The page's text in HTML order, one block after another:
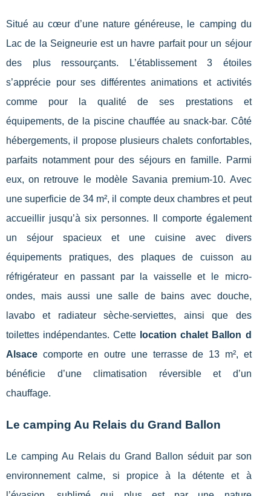
Situé au cœur d’une nature généreuse, le camping du
Lac de la Seigneurie est un havre parfait pour un séjour
des plus ressourçants. L’établissement 3 étoiles
s’apprécie pour ses différentes animations et activités
comme pour la qualité de ses prestations et
équipements, de la piscine chauffée au snack-bar. Côté
hébergements, il propose plusieurs chalets confortables,
parfaits notamment pour des séjours en famille. Parmi
eux, on retrouve le modèle Savania premium-10. Avec
une superficie de 34 m², il compte deux chambres et peut
accueillir jusqu’à six personnes. Il comporte également
un séjour spacieux et une cuisine avec divers
équipements pratiques, des plaques de cuisson au
réfrigérateur en passant par la vaisselle et le micro-
ondes, mais aussi une salle de bains avec douche,
lavabo et radiateur sèche-serviettes, ainsi que des
toilettes indépendantes. Cette location chalet Ballon d
Alsace comporte en outre une terrasse de 13 m², et
bénéficie d’une climatisation réversible et d’un
chauffage.
Le camping Au Relais du Grand Ballon
Le camping Au Relais du Grand Ballon séduit par son
environnement calme, si propice à la détente et à